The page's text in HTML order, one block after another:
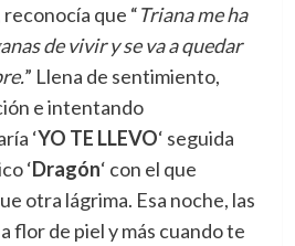
que “Triana me ha
de vivir y se va a quedar
” Llena de sentimiento,
e intentando
‘YO TE LLEVO‘ seguida
‘Dragón‘ con el que
otra lágrima. Esa noche, las
flor de piel y más cuando te